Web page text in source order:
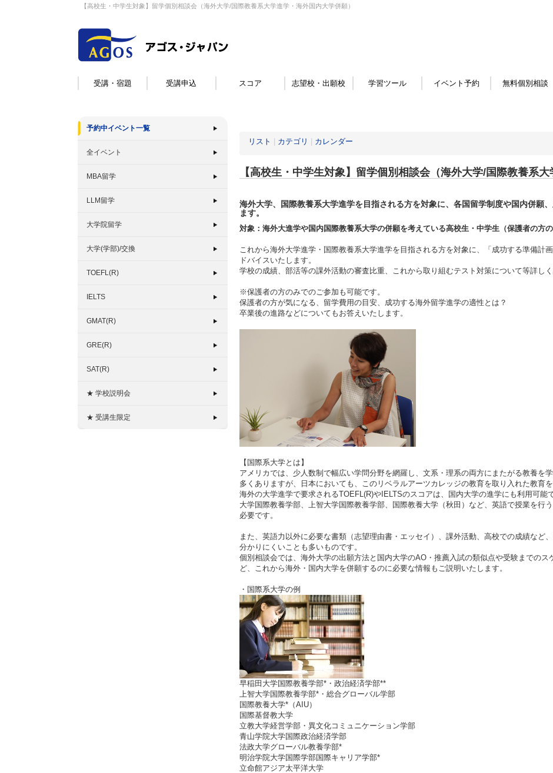
【高校生・中学生対象】留学個別相談会（海外大学/国際教養系大学進学・海外国内大学併願）
受講・宿題 受講申込 スコア 志望校・出願校 学習ツール イベント予約 無料個別相談
予約中イベント一覧
全イベント
MBA留学
LLM留学
大学院留学
大学(学部)/交換
TOEFL(R)
IELTS
GMAT(R)
GRE(R)
SAT(R)
★ 学校説明会
★ 受講生限定
リスト カテゴリ カレンダー
【高校生・中学生対象】留学個別相談会（海外大学/国際教養系大
海外大学、国際教養系大学進学を目指される方を対象に、各国留学制度や国内併願
ます。
対象：海外大進学や国内国際教養系大学の併願を考えている高校生・中学生（保護者の方の
これから海外大学進学・国際教養系大学進学を目指される方を対象に、「成功する準備計
ドバイスいたします。
学校の成績、部活等の課外活動の審査比重、これから取り組むテスト対策について等詳しく
※保護者の方のみでのご参加も可能です。
保護者の方が気になる、留学費用の目安、成功する海外留学進学の適性とは？
卒業後の進路などについてもお答えいたします。
【国際系大学とは】
アメリカでは、少人数制で幅広い学問分野を網羅し、文系・理系の両方にまたがる教養を
多くありますが、日本においても、このリベラルアーツカレッジの教育を取り入れた教育
海外の大学進学で要求されるTOEFL(R)やIELTSのスコアは、国内大学の進学にも利用可能
大学国際教養学部、上智大学国際教養学部、国際教養大学（秋田）など、英語で授業を行
必要です。
また、英語力以外に必要な書類（志望理由書・エッセイ）、課外活動、高校での成績など
分かりにくいことも多いものです。
個別相談会では、海外大学の出願方法と国内大学のAO・推薦入試の類似点や受験までの
ど、これから海外・国内大学を併願するのに必要な情報もご説明いたします。
・国際系大学の例
早稲田大学国際教養学部*・政治経済学部**
上智大学国際教養学部*・総合グローバル学部
国際教養大学*（AIU）
国際基督教大学
立教大学経営学部・異文化コミュニケーション学部
青山学院大学国際政治経済学部
法政大学グローバル教養学部*
明治学院大学国際学部国際キャリア学部*
立命館アジア太平洋大学